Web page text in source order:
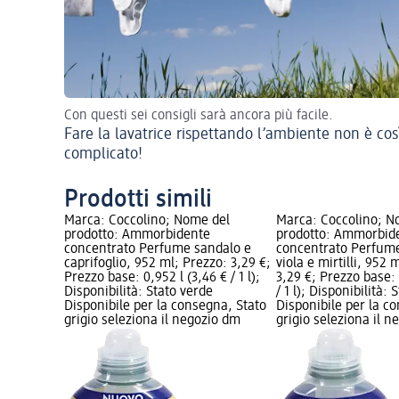
Con questi sei consigli sarà ancora più facile.
Fare la lavatrice rispettando l’ambiente non è
complicato!
Prodotti simili
Marca: Coccolino; Nome del
prodotto: Ammorbidente
concentrato Perfume sandalo e
caprifoglio, 952 ml; Prezzo: 3,29 €;
Prezzo base: 0,952 l (3,46 € / 1 l);
Disponibilità: Stato verde
Disponibile per la consegna, Stato
grigio seleziona il negozio dm
Marca: Coccolino;
prodotto:
concentrato
viola e mirtilli, 952
3,29 €; Prezzo
/ 1 l); Disponibilità:
Disponibile per la
grigio seleziona il